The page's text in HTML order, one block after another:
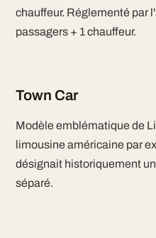
chauffeur. Réglementé par
passagers + 1 chauffeur.
Town Car
Modèle emblématique de
limousine américaine par
désignait historiquement
séparé.